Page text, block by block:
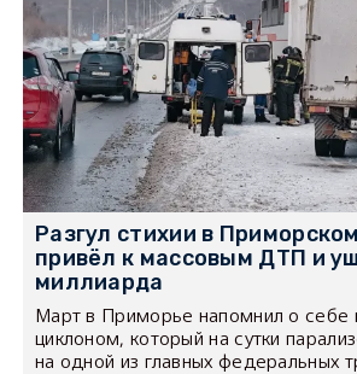
Разгул стихии в
привёл к массовым ДТП и
миллиарда
Март в Приморье напомнил о
циклоном, который на сутки
на одной из главных федеральных